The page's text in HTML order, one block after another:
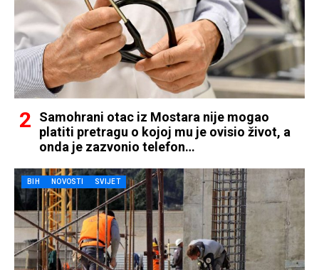
Samohrani otac iz Mostara nije mogao
platiti pretragu o kojoj mu je ovisio život, a
onda je zazvonio telefon…
BIH NOVOSTI SVIJET